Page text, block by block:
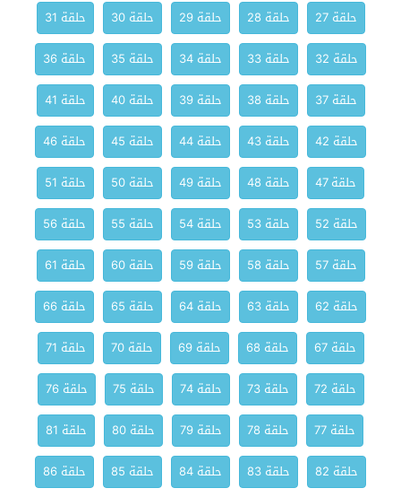
حلقة 27
حلقة 28 حلقة 29 حلقة 30
حلقة 31
حلقة 32
حلقة 33 حلقة 34 حلقة 35
حلقة 36
حلقة 37
حلقة 38 حلقة 39 حلقة 40
حلقة 41
حلقة 42
حلقة 43 حلقة 44 حلقة 45
حلقة 46
حلقة 47
حلقة 48 حلقة 49 حلقة 50
حلقة 51
حلقة 52
حلقة 53 حلقة 54 حلقة 55
حلقة 56
حلقة 57
حلقة 58 حلقة 59 حلقة 60
حلقة 61
حلقة 62
حلقة 63 حلقة 64 حلقة 65
حلقة 66
حلقة 67
حلقة 68 حلقة 69 حلقة 70
حلقة 71
حلقة 72
حلقة 73 حلقة 74 حلقة 75
حلقة 76
حلقة 77
حلقة 78 حلقة 79 حلقة 80
حلقة 81
حلقة 82
حلقة 83 حلقة 84 حلقة 85 حلقة 86